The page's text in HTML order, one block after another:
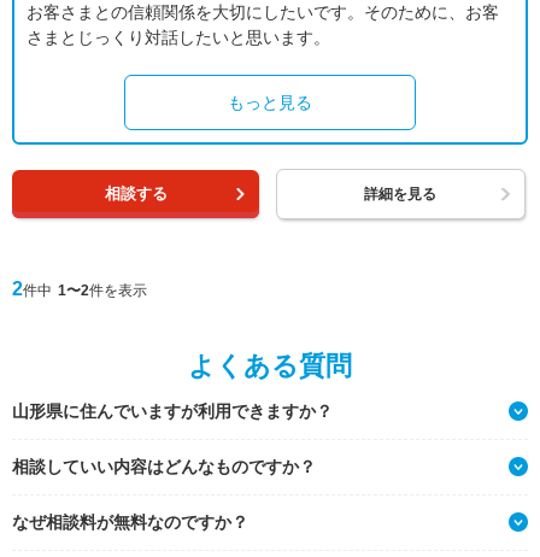
お客さまとの信頼関係を大切にしたいです。そのために、お客
さまとじっくり対話したいと思います。
もっと見る
相談する 詳細を見る
2件中 1〜2件を表示
よくある質問
山形県に住んでいますが利用できますか？
相談していい内容はどんなものですか？
なぜ相談料が無料なのですか？